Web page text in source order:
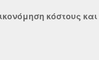
κόστους